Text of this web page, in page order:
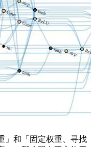
和「固定权重、寻找